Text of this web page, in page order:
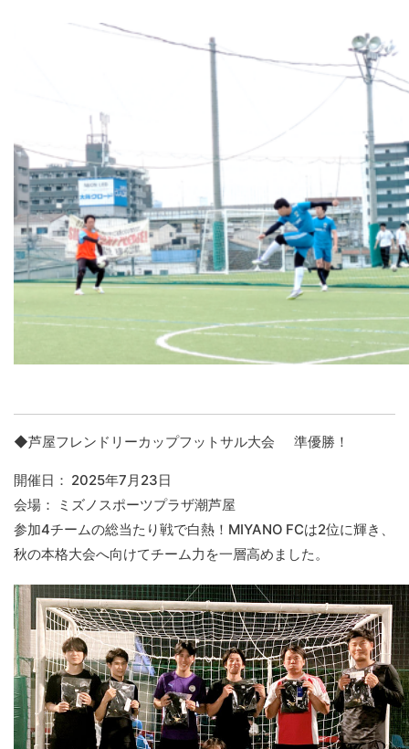
◆芦屋フレンドリーカップフットサル大会 準優勝！
開催日： 2025年7月23日
会場： ミズノスポーツプラザ潮芦屋
参加4チームの総当たり戦で白熱！MIYANO FCは2位に輝き、
秋の本格大会へ向けてチーム力を一層高めました。